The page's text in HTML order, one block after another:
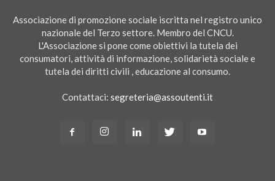
Associazione di promozione sociale iscritta nel registro unico
nazionale del Terzo settore. Membro del CNCU.
L'Associazione si pone come obiettivi la tutela dei
consumatori, attività di informazione, solidarietà sociale e
tutela dei diritti civili , educazione al consumo.
Contattaci: segreteria@assoutenti.it